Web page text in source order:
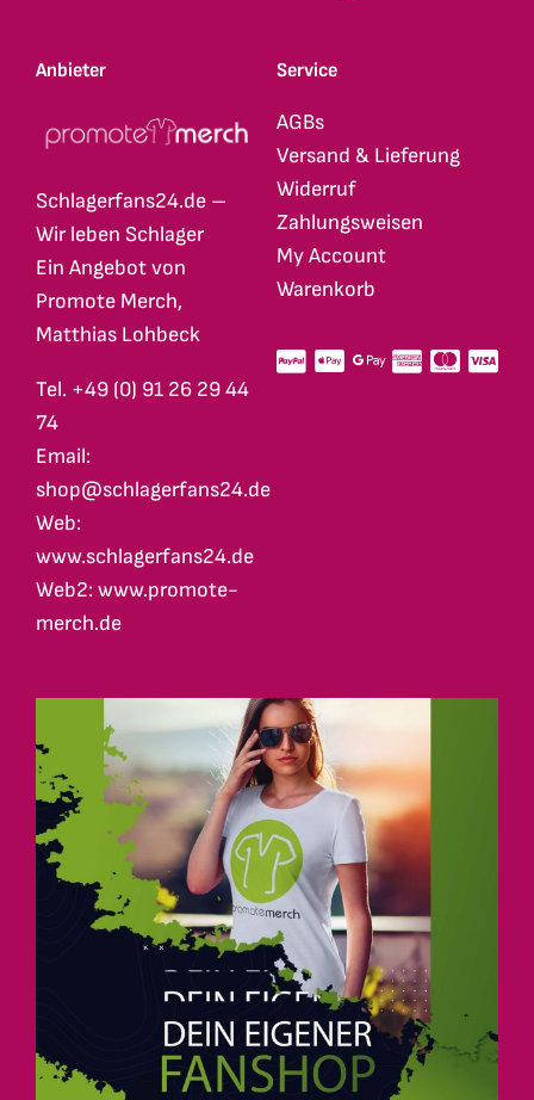
Anbieter
Schlagerfans24.de –
Wir leben Schlager
Ein Angebot von
Promote Merch,
Matthias Lohbeck
Tel. +49 (0) 91 26 29 44
74
Email:
shop@schlagerfans24.de
Web:
www.schlagerfans24.de
Web2: www.promote-
merch.de
Service
AGBs
Versand & Lieferung
Widerruf
Zahlungsweisen
My Account
Warenkorb